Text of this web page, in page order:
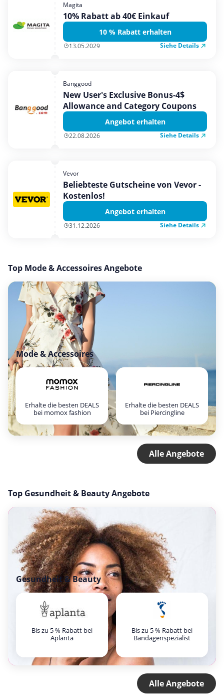
Magita
10% Rabatt ab 40€ Einkauf
10 % Rabatt erhalten
13.05.2029 Siehe Details
Banggood
New User's Exclusive Bonus-4$
Allowance and Category Coupons
Angebot erhalten
22.08.2026 Siehe Details
Vevor
Beliebteste Gutscheine von Vevor -
Kostenlos!
Angebot erhalten
31.12.2026 Siehe Details
Top Mode & Accessoires Angebote
Mode & Accessoires
Erhalte die besten DEALS
bei momox fashion
Erhalte die besten DEALS
bei Piercingline
Alle Angebote
Top Gesundheit & Beauty Angebote
Gesundheit & Beauty
Bis zu 5 % Rabatt bei
Aplanta
Bis zu 5 % Rabatt bei
Bandagenspezialist
Alle Angebote